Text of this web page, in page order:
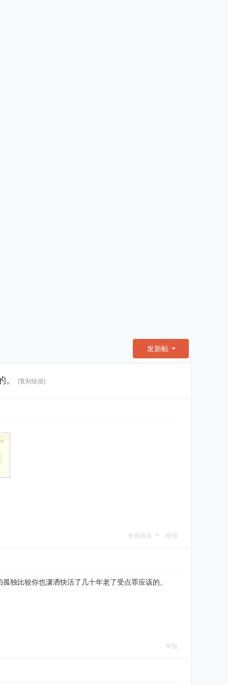
发新帖
[复制链接]
×
使用道具 举报
独比较你也潇洒快活了几十年老了受点罪应该的。
举报